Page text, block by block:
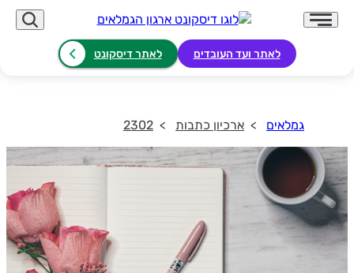
לאתר ועד העובדים לאתר דיסקונט
גמלאים ארכיון כתבות 2302